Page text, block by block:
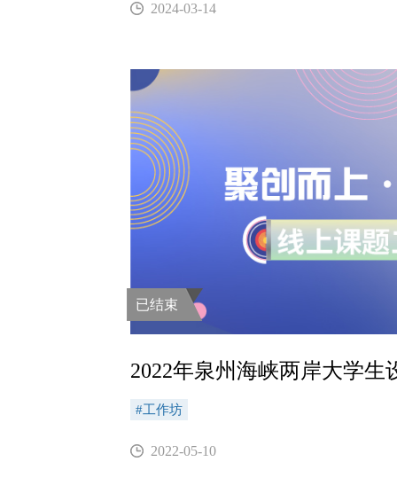
2024-03-14
已结束
2022年泉州海峡两岸大学生
#工作坊
2022-05-10